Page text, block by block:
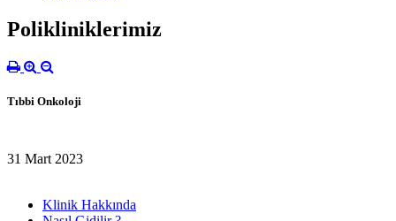
Polikliniklerimiz
Tıbbi Onkoloji
31 Mart 2023
Klinik Hakkında